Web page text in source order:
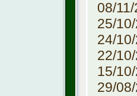
08/
25/
24/
22/
15/
29/